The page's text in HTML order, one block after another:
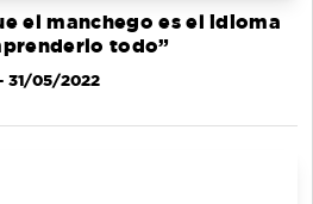
el manchego es el idioma
todo”
31/05/2022